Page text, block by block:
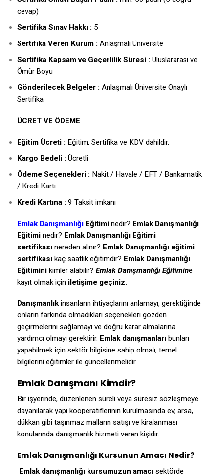
cevap)
Sertifika Sınav Hakkı : 5
Sertifika Veren Kurum : Anlaşmalı Üniversite
Sertifika Kapsam ve Geçerlilik Süresi : Uluslararası ve
Ömür Boyu
Gönderilecek Belgeler : Anlaşmalı Üniversite Onaylı
Sertifika
ÜCRET VE ÖDEME
Eğitim Ücreti : Eğitim, Sertifika ve KDV dahildir.
Kargo Bedeli : Ücretli
Ödeme Seçenekleri : Nakit / Havale / EFT / Bankamatik
/ Kredi Kartı
Kredi Kartına : 9 Taksit imkanı
Emlak Danışmanlığı Eğitimi nedir? Emlak Danışmanlığı
Eğitimi nedir? Emlak Danışmanlığı Eğitimi
sertifikası nereden alınır? Emlak Danışmanlığı eğitimi
sertifikası kaç saatlik eğitimdir? Emlak Danışmanlığı
Eğitimini kimler alabilir? Emlak Danışmanlığı Eğitimine
kayıt olmak için iletişime geçiniz.
Danışmanlıkinsanların ihtiyaçlarını anlamayı, gerektiğinde
onların farkında olmadıkları seçenekleri gözden
geçirmelerini sağlamayı ve doğru karar almalarına
yardımcı olmayı gerektirir. Emlak danışmanları bunları
yapabilmek için sektör bilgisine sahip olmalı, temel
bilgilerini eğitimler ile güncellenmelidir.
Emlak Danışmanı Kimdir?
Bir işyerinde, düzenlenen süreli veya süresiz sözleşmeye
dayanılarak yapı kooperatiflerinin kurulmasında ev, arsa,
dükkan gibi taşınmaz malların satışı ve kiralanması
konularında danışmanlık hizmeti veren kişidir.
Emlak Danışmanlığı Kursunun Amacı Nedir?
Emlak danışmanlığı kursumuzun amacı sektörde